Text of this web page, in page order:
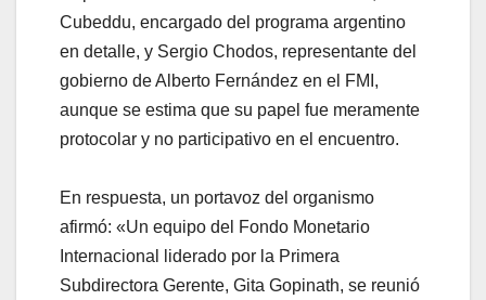
Cubeddu, encargado del programa argentino
en detalle, y Sergio Chodos, representante del
gobierno de Alberto Fernández en el FMI,
aunque se estima que su papel fue meramente
protocolar y no participativo en el encuentro.
En respuesta, un portavoz del organismo
afirmó: «Un equipo del Fondo Monetario
Internacional liderado por la Primera
Subdirectora Gerente, Gita Gopinath, se reunió